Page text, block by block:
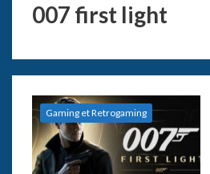
007 first light
Gaming et Retrogaming